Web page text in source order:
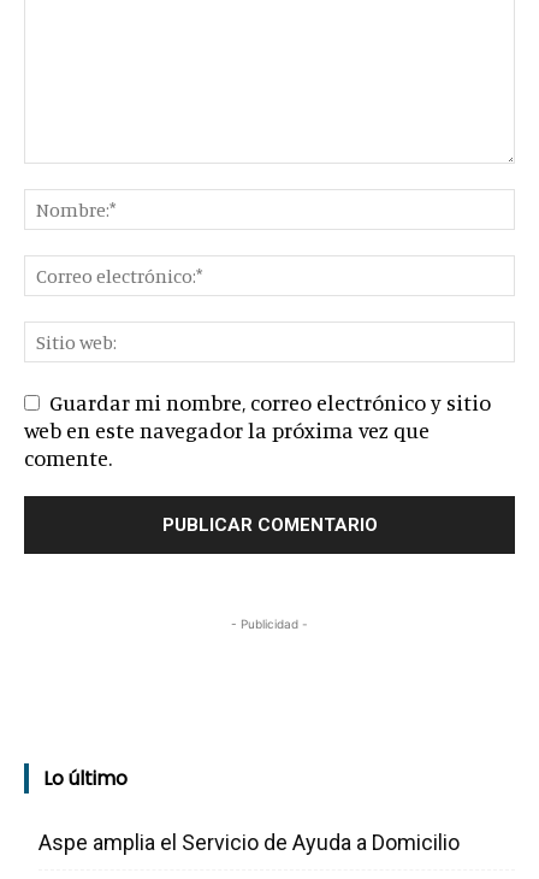
Guardar mi nombre, correo electrónico y sitio
web en este navegador la próxima vez que
comente.
- Publicidad -
Lo último
Aspe amplia el Servicio de Ayuda a Domicilio